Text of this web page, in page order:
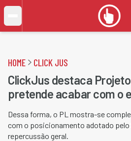
HOME CLICK JUS
ClickJus destaca
pretende acabar com o
Dessa forma, o PL mostra-se
com o posicionamento adotado pelo
repercussão geral.